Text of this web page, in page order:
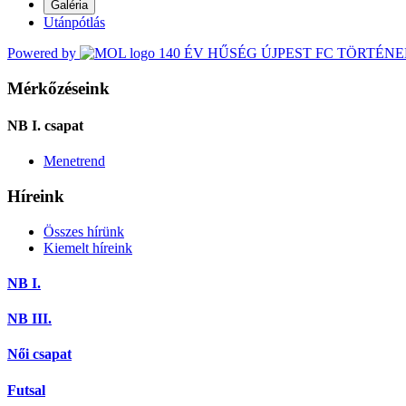
Galéria
Utánpótlás
Powered by
140 ÉV HŰSÉG ÚJPEST FC
Mérkőzéseink
NB I. csapat
Menetrend
Híreink
Összes hírünk
Kiemelt híreink
NB I.
NB III.
Női csapat
Futsal